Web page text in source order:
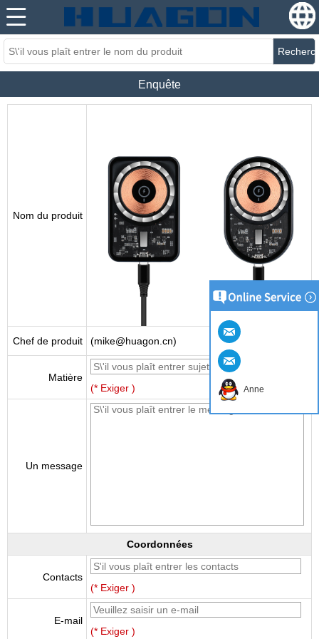
Enquête
Nom du produit
Chef de produit (mike@huagon.cn)
Matière
(* Exiger )
Un message
Coordonnées
Contacts
(* Exiger )
E-mail
(* Exiger )
Anne